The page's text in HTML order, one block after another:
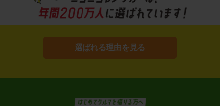
選ばれる理由を見る